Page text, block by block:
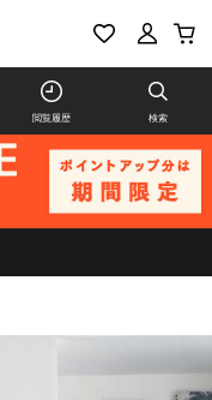
閲覧履歴 検索